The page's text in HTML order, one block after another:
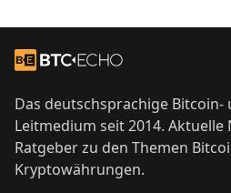
Zur Startseite
Das deutschsprachige Bitcoin-
Leitmedium seit 2014. Aktuelle
Ratgeber zu den Themen
Kryptowährungen.